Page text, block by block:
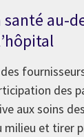
au-
des
aux soins
milieu et tirer